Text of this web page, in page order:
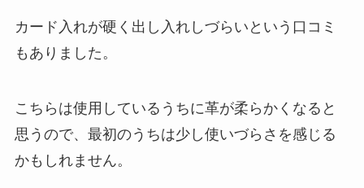
カード入れが硬く出し入れしづらいという口コミ
もありました。
こちらは使用しているうちに革が柔らかくなると
思うので、最初のうちは少し使いづらさを感じる
かもしれません。